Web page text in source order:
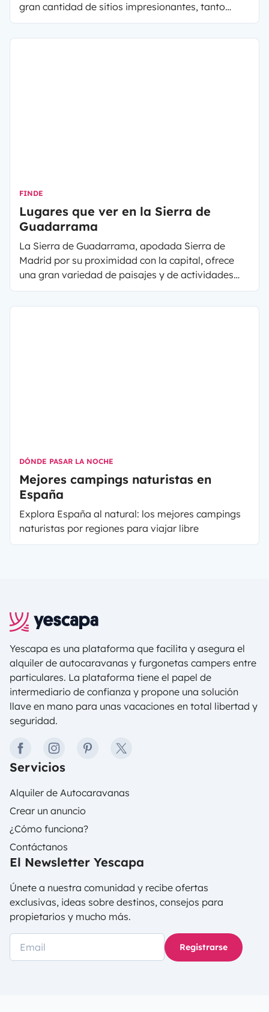
gran cantidad de sitios impresionantes, tanto
pueblos y ciudades como parajes naturales.
Vamos a conocer qué visitar en Extremadura y
FINDE
Lugares que ver en la Sierra de
Guadarrama
La Sierra de Guadarrama, apodada Sierra de
Madrid por su proximidad con la capital, ofrece
una gran variedad de paisajes y de actividades
para vacaciones familiares o con amigos. A una
hora en autocaravana desde Madrid, descubrirás
DÓNDE PASAR LA NOCHE
Mejores campings naturistas en
España
Explora España al natural: los mejores campings
naturistas por regiones para viajar libre
Yescapa es una plataforma que facilita y asegura el
alquiler de autocaravanas y furgonetas campers entre
particulares. La plataforma tiene el papel de
intermediario de confianza y propone una solución
llave en mano para unas vacaciones en total libertad y
seguridad.
facebookinstagrampinteresttwitter
Servicios
Alquiler de Autocaravanas
Crear un anuncio
¿Cómo funciona?
Contáctanos
El Newsletter Yescapa
Únete a nuestra comunidad y recibe ofertas
exclusivas, ideas sobre destinos, consejos para
propietarios y mucho más.
Registrarse